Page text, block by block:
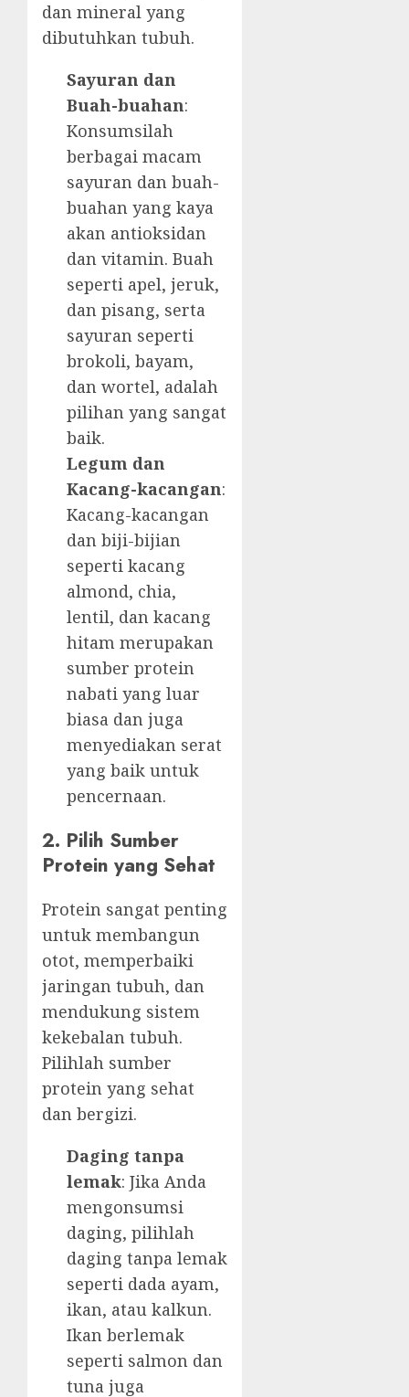
dan mineral yang
dibutuhkan tubuh.
Sayuran dan
Buah-buahan:
Konsumsilah
berbagai macam
sayuran dan buah-
buahan yang kaya
akan antioksidan
dan vitamin. Buah
seperti apel, jeruk,
dan pisang, serta
sayuran seperti
brokoli, bayam,
dan wortel, adalah
pilihan yang sangat
baik.
Legum dan
Kacang-kacangan:
Kacang-kacangan
dan biji-bijian
seperti kacang
almond, chia,
lentil, dan kacang
hitam merupakan
sumber protein
nabati yang luar
biasa dan juga
menyediakan serat
yang baik untuk
pencernaan.
2. Pilih Sumber
Protein yang Sehat
Protein sangat penting
untuk membangun
otot, memperbaiki
jaringan tubuh, dan
mendukung sistem
kekebalan tubuh.
Pilihlah sumber
protein yang sehat
dan bergizi.
Daging tanpa
lemak: Jika Anda
mengonsumsi
daging, pilihlah
daging tanpa lemak
seperti dada ayam,
ikan, atau kalkun.
Ikan berlemak
seperti salmon dan
tuna juga